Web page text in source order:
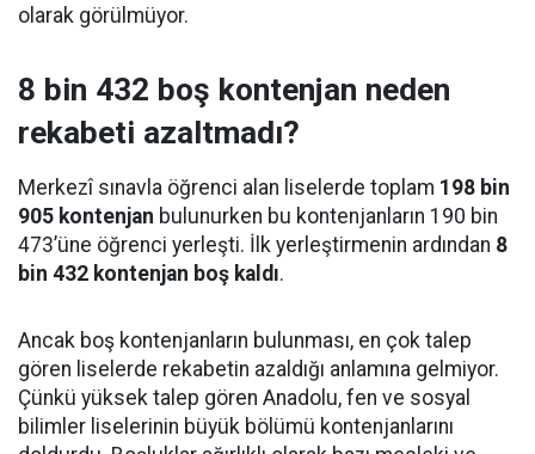
olarak görülmüyor.
8 bin 432 boş kontenjan neden
rekabeti azaltmadı?
Merkezî sınavla öğrenci alan liselerde toplam 198 bin
905 kontenjan bulunurken bu kontenjanların 190 bin
473’üne öğrenci yerleşti. İlk yerleştirmenin ardından 8
bin 432 kontenjan boş kaldı.
Ancak boş kontenjanların bulunması, en çok talep
gören liselerde rekabetin azaldığı anlamına gelmiyor.
Çünkü yüksek talep gören Anadolu, fen ve sosyal
bilimler liselerinin büyük bölümü kontenjanlarını